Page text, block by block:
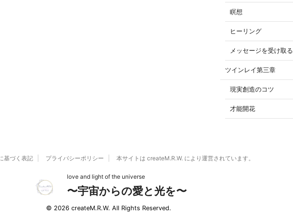
瞑想
ヒーリング
メッセージを受け取る
ツインレイ第三章
現実創造のコツ
才能開花
基づく表記 プライバシーポリシー 本サイトは createM.R.W. により運営されています。
love and light of the universe
〜宇宙からの愛と光を〜
© 2026 createM.R.W. All Rights Reserved.